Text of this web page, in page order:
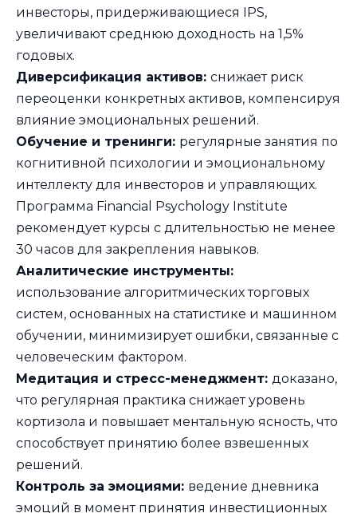
инвесторы, придерживающиеся IPS,
увеличивают среднюю доходность на 1,5%
годовых.
Диверсификация активов: снижает риск
переоценки конкретных активов, компенсируя
влияние эмоциональных решений.
Обучение и тренинги: регулярные занятия по
когнитивной психологии и эмоциональному
интеллекту для инвесторов и управляющих.
Программа Financial Psychology Institute
рекомендует курсы с длительностью не менее
30 часов для закрепления навыков.
Аналитические инструменты:
использование алгоритмических торговых
систем, основанных на статистике и машинном
обучении, минимизирует ошибки, связанные с
человеческим фактором.
Медитация и стресс-менеджмент: доказано,
что регулярная практика снижает уровень
кортизола и повышает ментальную ясность, что
способствует принятию более взвешенных
решений.
Контроль за эмоциями: ведение дневника
эмоций в момент принятия инвестиционных